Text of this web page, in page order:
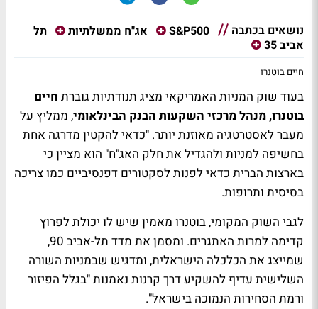
נושאים בכתבה S&P500 אג"ח ממשלתיות
תל
אביב 35
חיים בוטנרו
בעוד שוק המניות האמריקאי מציג תנודתיות גוברת חיים
בוטנרו, מנהל מרכזי השקעות הבנק הבינלאומי, ממליץ על
מעבר לאסטרטגיה מאוזנת יותר. "כדאי להקטין מדרגה אחת
בחשיפה למניות ולהגדיל את חלק האג"ח" הוא מציין כי
בארצות הברית כדאי לפנות לסקטורים דפנסיביים כמו צריכה
בסיסית ותרופות.
לגבי השוק המקומי, בוטנרו מאמין שיש לו יכולת לפרוץ
קדימה למרות האתגרים. ומסמן את מדד תל-אביב 90,
שמייצג את הכלכלה הישראלית, ומדגיש שבמניות השורה
השלישית עדיף להשקיע דרך קרנות נאמנות "בגלל הפיזור
ורמת הסחירות הנמוכה בישראל".